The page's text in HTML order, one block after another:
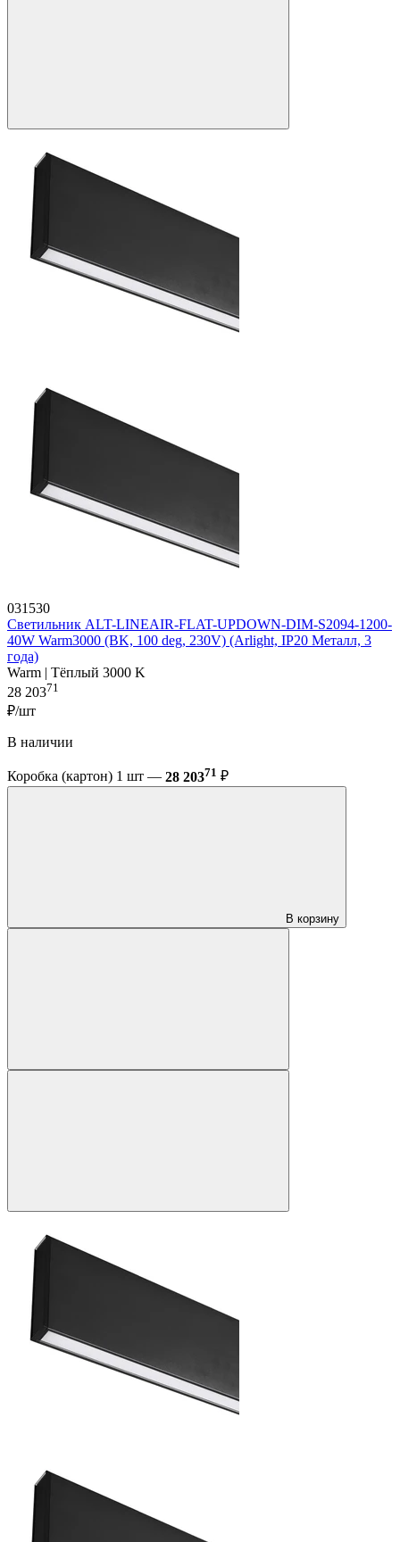
031530
Светильник ALT-LINEAIR-FLAT-UPDOWN-DIM-S2094-1200-
40W Warm3000 (BK, 100 deg, 230V) (Arlight, IP20 Металл, 3
года)
Warm | Тёплый 3000 K
28 20371
₽/шт
В наличии
Коробка (картон) 1 шт — 28 20371 ₽
В корзину